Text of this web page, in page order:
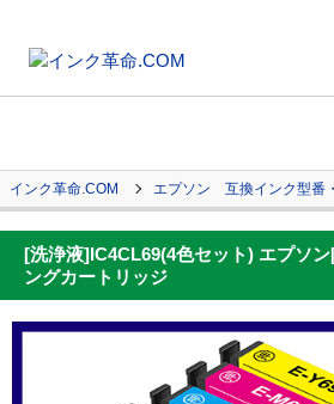
インク革命.COM エプソン 互換インク型番
[洗浄液]IC4CL69(4色セット) エプソ
ングカートリッジ